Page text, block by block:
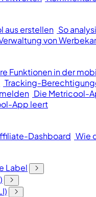
aus erstellen So
von
Funktionen in der
Tracking-
Die Metricool-
App leert
Dashboard Wie
Label